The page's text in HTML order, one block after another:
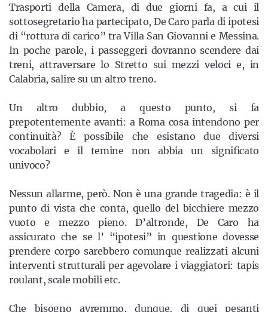
Trasporti della Camera, di due giorni fa, a cui il
sottosegretario ha partecipato, De Caro parla di ipotesi
di “rottura di carico” tra Villa San Giovanni e Messina.
In poche parole, i passeggeri dovranno scendere dai
treni, attraversare lo Stretto sui mezzi veloci e, in
Calabria, salire su un altro treno.
Un altro dubbio, a questo punto, si fa
prepotentemente avanti: a Roma cosa intendono per
continuità? È possibile che esistano due diversi
vocabolari e il temine non abbia un significato
univoco?
Nessun allarme, però. Non è una grande tragedia: è il
punto di vista che conta, quello del bicchiere mezzo
vuoto e mezzo pieno. D’altronde, De Caro ha
assicurato che se l’ “ipotesi” in questione dovesse
prendere corpo sarebbero comunque realizzati alcuni
interventi strutturali per agevolare i viaggiatori: tapis
roulant, scale mobili etc.
Che bisogno avremmo, dunque, di quei pesanti